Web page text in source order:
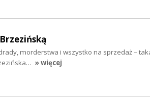
morderstwa i wszystko na sprzedaż –
» więcej